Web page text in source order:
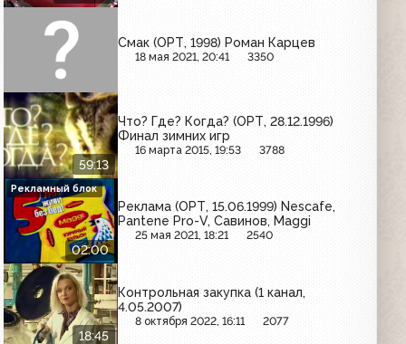
Смак (ОРТ, 1998) Роман Карцев
18 мая 2021, 20:41 3350
59:13
Что? Где? Когда? (ОРТ, 28.12.1996)
Финал зимних игр
16 марта 2015, 19:53 3788
02:00
Реклама (ОРТ, 15.06.1999) Nescafe,
Pantene Pro-V, Савинов, Maggi
25 мая 2021, 18:21 2540
Рекламный блок
18:45
Контрольная закупка (1 канал,
4.05.2007)
8 октября 2022, 16:11 2077